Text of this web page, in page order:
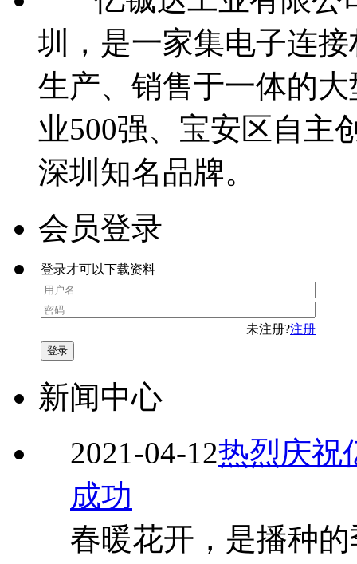
圳，是一家集电子连
生产、销售于一体的
业500强、宝安区自主
深圳知名品牌。
会员登录
登录才可以下载资料
未注册?注册
新闻中心
2021-04-12热烈庆祝
成功
春暖花开，是播种